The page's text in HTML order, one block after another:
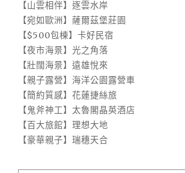
【山雲相伴】逐雲水岸
【宛如歐洲】薩爾茲堡莊園
【$500包棟】卡好民宿
【夜市海景】光之角落
【壯闊海景】遠雄悅來
【親子露營】海洋公園露營車
【簡約質感】花蓮捷絲旅
【鬼斧神工】太魯閣晶英酒店
【百大旅館】理想大地
【豪華親子】瑞穗天合